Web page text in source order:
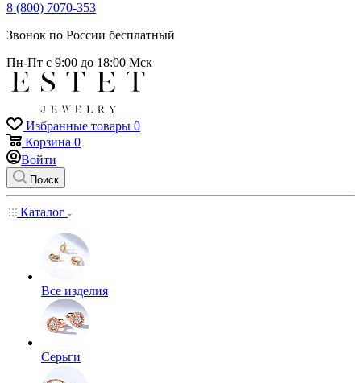
8 (800) 7070-353
Звонок по России бесплатный
Пн-Пт с 9:00 до 18:00 Мск
Избранные товары 0
Корзина 0
Войти
Поиск
Каталог
Все изделия
Серьги